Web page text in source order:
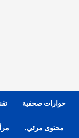
حوارات صحفية
محتوى مرئي.